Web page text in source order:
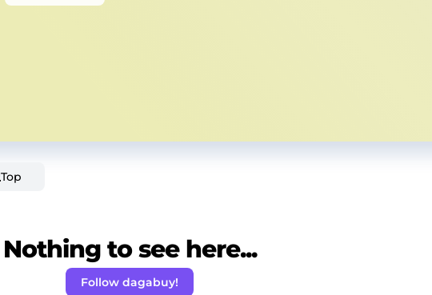
Top
Nothing to see here...
Follow dagabuy!